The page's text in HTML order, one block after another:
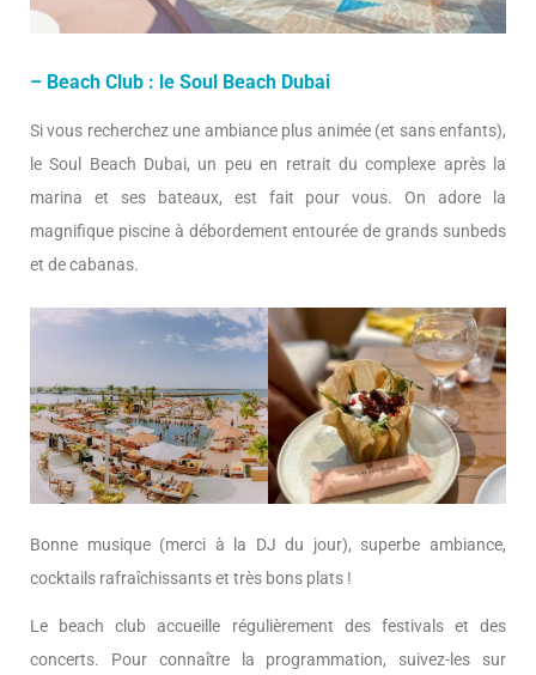
– Beach Club : le Soul Beach Dubai
Si vous recherchez une ambiance plus animée (et sans enfants),
le Soul Beach Dubai, un peu en retrait du complexe après la
marina et ses bateaux, est fait pour vous. On adore la
magnifique piscine à débordement entourée de grands sunbeds
et de cabanas.
Bonne musique (merci à la DJ du jour), superbe ambiance,
cocktails rafraîchissants et très bons plats !
Le beach club accueille régulièrement des festivals et des
concerts. Pour connaître la programmation, suivez-les sur